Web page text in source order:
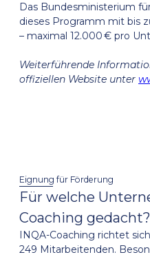
Das Bundesministerium
dieses Programm mit bis
– maximal 12.000 € pro
Weiterführende
offiziellen Website unter
Eignung für Förderung
Für welche
Coaching gedacht?
INQA-Coaching richtet
249 Mitarbeitenden.